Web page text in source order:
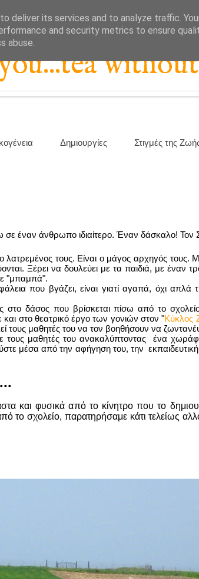
Δημιουργίες Στιγμές της
έναν άνθρωπο ιδιαίτερο. Έναν δάσκαλο! Τον
λατρεμένος τους. Είναι ο μάγος αρχηγός τους.
Ξέρει να δουλεύει με τα παιδιά, με έναν
"μπαμπά".
που βγάζει, είναι γιατί αγαπά, όχι απλά
στο δάσος που βρίσκεται πίσω από το
στο θεατρικό έργο των γονιών στον "Κύκλος
τους μαθητές του να τον βοηθήσουν να
τους μαθητές του ανακαλύπτοντας ένα
μέσα από την αφήγηση του, την
και φυσικά από το κίνητρο που το
το σχολείο, παρατηρήσαμε κάτι τελείως
deliver its services and to analyze traffic.
and security metrics to ensure
abuse.